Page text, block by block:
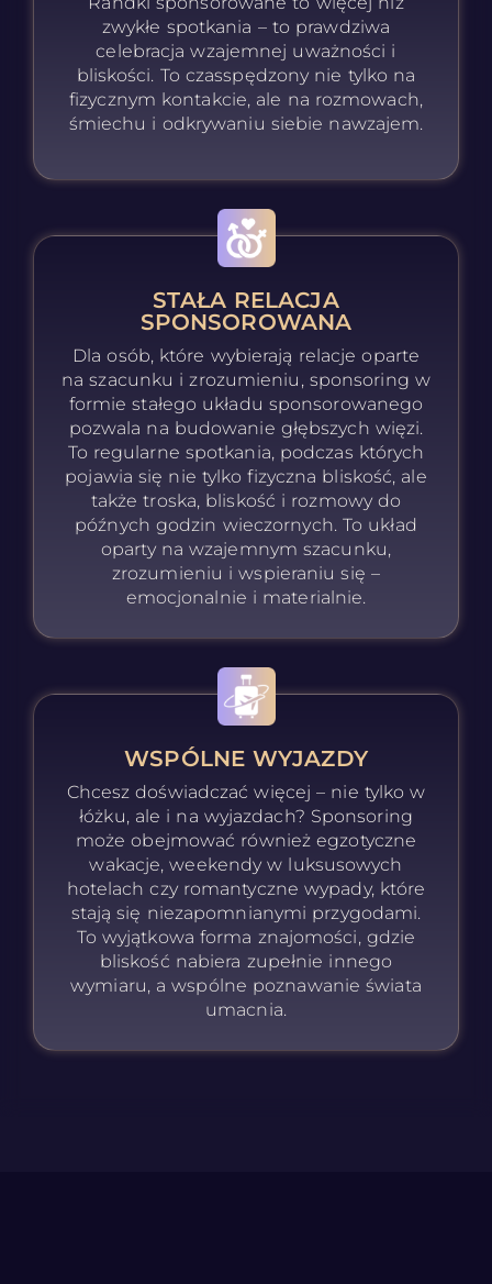
zwykłe spotkania – to prawdziwa
celebracja wzajemnej uważności i
bliskości. To czasspędzony nie tylko na
fizycznym kontakcie, ale na rozmowach,
śmiechu i odkrywaniu siebie nawzajem.
STAŁA RELACJA
SPONSOROWANA
Dla osób, które wybierają relacje oparte
na szacunku i zrozumieniu, sponsoring w
formie stałego układu sponsorowanego
pozwala na budowanie głębszych więzi.
To regularne spotkania, podczas których
pojawia się nie tylko fizyczna bliskość, ale
także troska, bliskość i rozmowy do
późnych godzin wieczornych. To układ
oparty na wzajemnym szacunku,
zrozumieniu i wspieraniu się –
emocjonalnie i materialnie.
WSPÓLNE WYJAZDY
Chcesz doświadczać więcej – nie tylko w
łóżku, ale i na wyjazdach? Sponsoring
może obejmować również egzotyczne
wakacje, weekendy w luksusowych
hotelach czy romantyczne wypady, które
stają się niezapomnianymi przygodami.
To wyjątkowa forma znajomości, gdzie
bliskość nabiera zupełnie innego
wymiaru, a wspólne poznawanie świata
umacnia.